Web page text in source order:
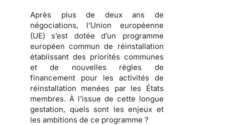
Après plus de deux ans de
négociations, l’Union européenne
(UE) s’est dotée d’un programme
européen commun de réinstallation
établissant des priorités communes
et de nouvelles règles de
financement pour les activités de
réinstallation menées par les États
membres. À l’issue de cette longue
gestation, quels sont les enjeux et
les ambitions de ce programme ?